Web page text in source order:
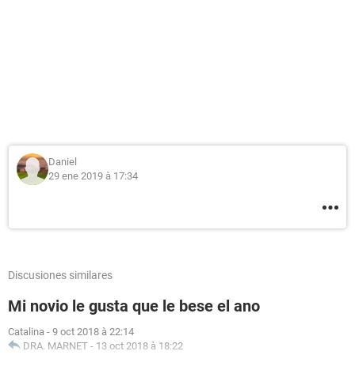
Daniel
29 ene 2019 à 17:34
Discusiones similares
Mi novio le gusta que le bese el ano
Catalina - 9 oct 2018 à 22:14
DRA. MARNET - 13 oct 2018 à 18:22